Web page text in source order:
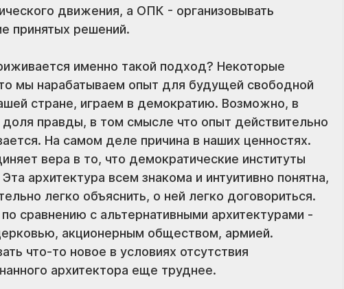
движения, а ОПК - организовывать
принятых решений.
именно такой подход? Некоторые
мы нарабатываем опыт для будущей свободной
стране, играем в демократию. Возможно, в
доля правды, в том смысле что опыт действительно
На самом деле причина в наших ценностях.
вера в то, что демократические институты
архитектура всем знакома и интуитивно понятна,
легко объяснить, о ней легко договориться.
сравнению с альтернативными архитектурами -
акционерным обществом, армией.
что-то новое в условиях отсутствия
архитектора еще труднее.